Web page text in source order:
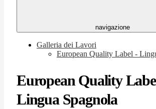
navigazione
Galleria dei Lavori
European Quality Label -
European Quality
Lingua Spagnola